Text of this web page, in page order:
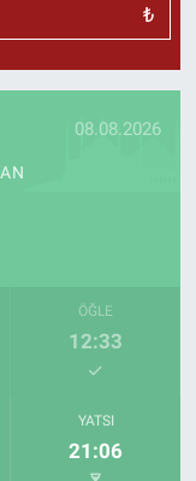
₺
08.08.2026
ÖĞLE
12:33
YATSI
21:06